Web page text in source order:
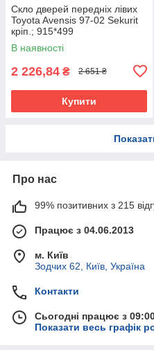
Скло дверей передніх лівих
Toyota Avensis 97-02 Sekurit
кріп.; 915*499
В наявності
2 226,84 ₴ 2 651 ₴
Купити
Про нас
99% позитивних з 215
Працює з 04.06.2013
м. Київ
Зодчих 62, Київ, Україна
Контакти
Сьогодні працює з
Показати весь графік